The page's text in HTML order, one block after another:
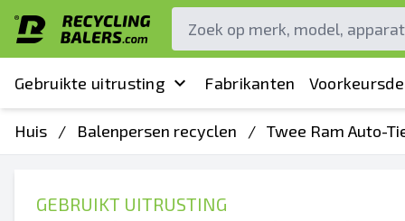
Gebruikte uitrusting Fabrikanten
Huis / Balenpersen recyclen / Twee Ram Auto-
GEBRUIKT UITRUSTING